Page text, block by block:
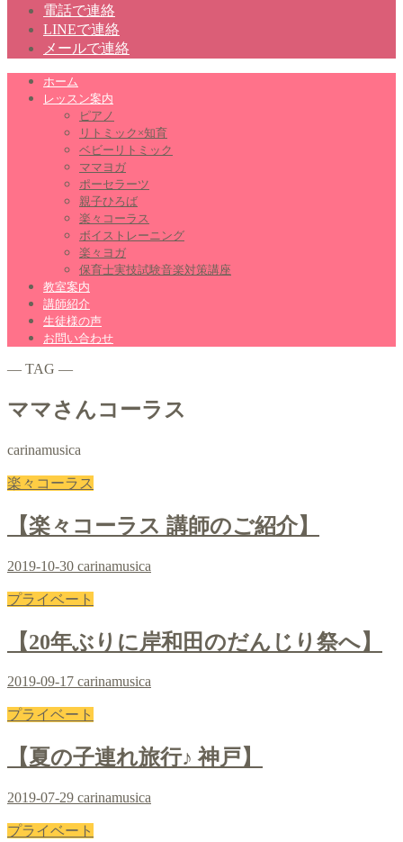
電話で連絡
LINEで連絡
メールで連絡
ホーム
レッスン案内
ピアノ
リトミック×知育
ベビーリトミック
ママヨガ
ポーセラーツ
親子ひろば
楽々コーラス
ボイストレーニング
楽々ヨガ
保育士実技試験音楽対策講座
教室案内
講師紹介
生徒様の声
お問い合わせ
― TAG ―
ママさんコーラス
carinamusica
楽々コーラス
【楽々コーラス 講師のご紹介】
2019-10-30 carinamusica
プライベート
【20年ぶりに岸和田のだんじり祭へ】
2019-09-17 carinamusica
プライベート
【夏の子連れ旅行♪ 神戸】
2019-07-29 carinamusica
プライベート